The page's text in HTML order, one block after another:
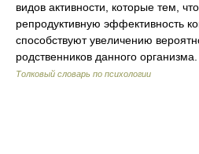
видов активности, которые тем,
репродуктивную эффективность
способствуют увеличению
родственников данного
Толковый словарь по психологии